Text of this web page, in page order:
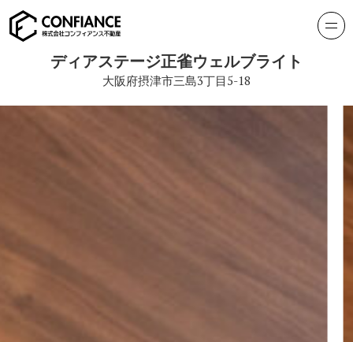
ディアステージ正雀ウェルブライト
大阪府摂津市三島3丁目5-18